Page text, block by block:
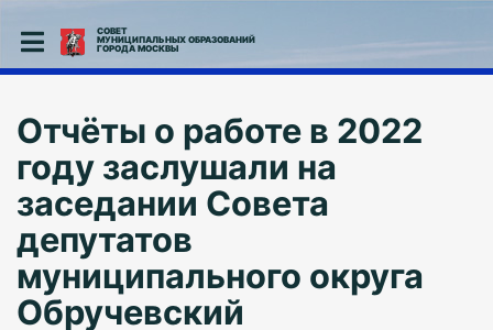
СОВЕТ
МУНИЦИПАЛЬНЫХ ОБРАЗОВАНИЙ
ГОРОДА МОСКВЫ
Отчёты о работе в 2022
году заслушали на
заседании Совета
депутатов
муниципального округа
Обручевский